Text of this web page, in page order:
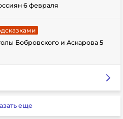
6 февраля
Бобровского и Аскарова 5
еще